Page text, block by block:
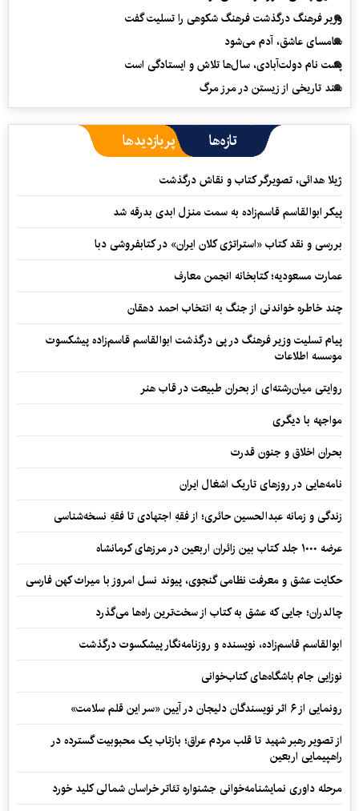
وزیر فرهنگ درگذشت فرهنگ شکوهی را تسلیت گفت
سامسای عاشق، آدم می‌شود
پشت نام دولت‌آبادی، سال‌ها تلاش و ایستادگی است
سند تاریخی از زیستن در مرز مرگ
تازه‌ها پربازدیدها
ژیلا هدائی، تصویرگر کتاب و نقاش درگذشت
پیکر ابوالقاسم قاسم‌زاده به سمت منزل ابدی بدرقه شد
بررسی و نقد کتاب «استراتژی کلان ایران» در کتابفروشی دبا
عمارت مسعودیه؛ کتابخانه انجمن معارف
چند خاطره خواندنی از جنگ به انتخاب احمد دهقان
پیام تسلیت وزیر فرهنگ در پی درگذشت ابوالقاسم قاسم‌زاده پیشکسوت
موسسه اطلاعات
روایتی میان‌رشته‌ای از بحران طبیعت در قاب هنر
مواجهه با دیگری
بحران اخلاق و جنون قدرت
نامه‌هایی در روزهای تاریک اشغال ایران
زندگی و زمانه عبدالحسین حائری؛ از فقهِ اجتهادی تا فقهِ نسخه‌شناسی
عرضه ۱۰۰۰ جلد کتاب بین زائران اربعین در مرزهای کرمانشاه
حکایت عشق و معرفت نظامی گنجوی، پیوند نسل امروز با میراث کهن فارسی
چالدران؛ جایی که عشق به کتاب از سخت‌ترین راه‌ها می‌گذرد
ابوالقاسم قاسم‌زاده، نویسنده و روزنامه‌نگار پیشکسوت درگذشت
نوزایی جام باشگاه‌های کتاب‌خوانی
رونمایی از ۶ اثر نویسندگان دلیجان در آیین «سر این قلم سلامت»
از تصویر رهبر شهید تا قلب مردم عراق؛ بازتاب یک محبوبیت گسترده در
راهپیمایی اربعین
مرحله داوری نمایشنامه‌خوانی جشنواره تئاتر خراسان شمالی کلید خورد